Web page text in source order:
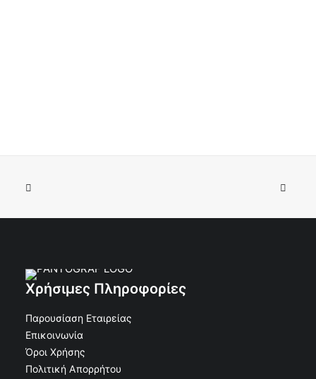
Χρήσιμες Πληροφορίες
Παρουσίαση Εταιρείας
Επικοινωνία
Όροι Χρήσης
Πολιτική Απορρήτου